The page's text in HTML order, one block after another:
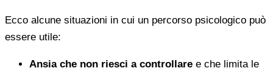
Ecco alcune situazioni in cui un percorso psicologico può
essere utile:
Ansia che non riesci a controllare e che limita le